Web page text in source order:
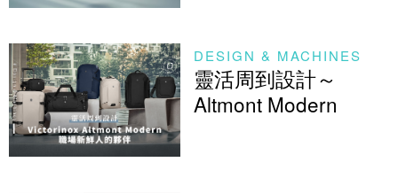
DESIGN & MACHINES
靈活周到設計～
Altmont Modern